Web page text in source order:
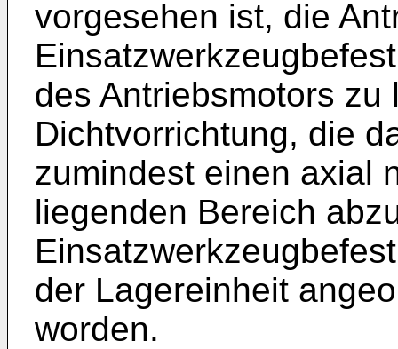
vorgesehen ist, die
des Antriebsmotors zu
Dichtvorrichtung, die
zumindest einen axial
liegenden Bereich
der Lagereinheit
worden.